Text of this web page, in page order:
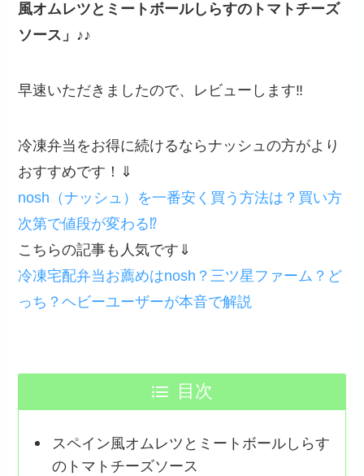
風オムレツとミートボールしらすのトマトチーズ
ソース」♪♪
早速いただきましたので、レビューします‼
冷凍弁当をお得に続けるならナッシュの方がより
おすすめです！⇓
nosh（ナッシュ）を一番安く買う方法は？買い方
次第で値段が変わる⁉
こちらの記事も人気です⇓
冷凍宅配弁当お薦めはnosh？三ツ星ファーム？ど
っち？ヘビーユーザーが本音で解説
目次
スペイン風オムレツとミートボールしらす
のトマトチーズソース